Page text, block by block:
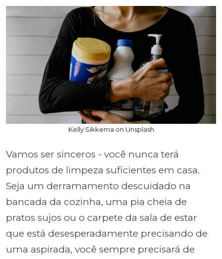
Kelly Sikkema on Unsplash
Vamos ser sinceros - você nunca terá
produtos de limpeza suficientes em casa.
Seja um derramamento descuidado na
bancada da cozinha, uma pia cheia de
pratos sujos ou o carpete da sala de estar
que está desesperadamente precisando de
uma aspirada, você sempre precisará de